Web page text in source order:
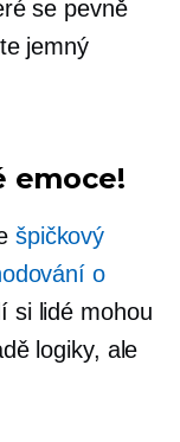
se pevně
jemný
emoce!
špičkový
o
si lidé mohou
logiky, ale